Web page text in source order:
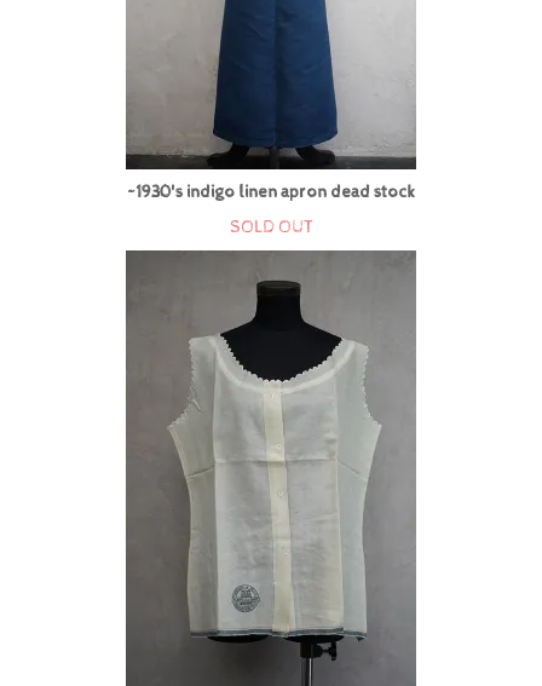
~1930's indigo linen apron dead stock
SOLD OUT